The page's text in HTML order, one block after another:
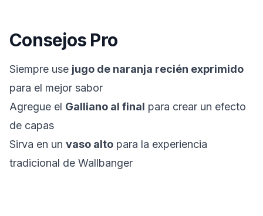
Consejos Pro
Siempre use jugo de naranja recién exprimido
para el mejor sabor
Agregue el Galliano al final para crear un efecto
de capas
Sirva en un vaso alto para la experiencia
tradicional de Wallbanger